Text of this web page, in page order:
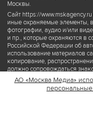
Москвы.
Сайт https://
иные охраняемые элементы,
фотографии, аудио и/или
и пр., которые охраняются в
Российской Федерации об
использование материалов
копирование,
должно сопровождаться
правообладателя © АО
www.mskagency.ru как на
материалов сайта
АО «Москва Медиа»